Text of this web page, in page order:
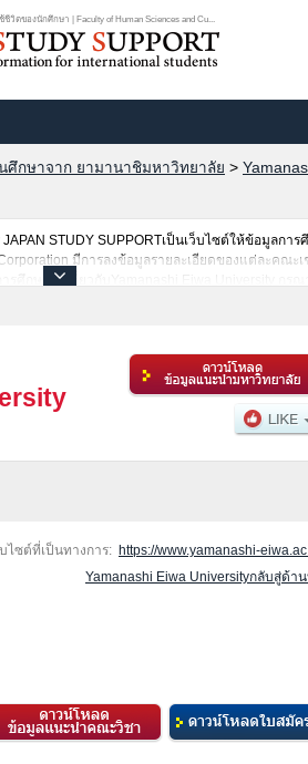
วิตของนักศึกษา | Faculty of Human Sciences and Cu...
ศึกษาจาก ยามานาชิมหาวิทยาลัย >
STUDY SUPPORTเป็นเว็บไซต์ให้ข้อมูลก
มีการลงข้อมูลรายละเอียดของแต่ละคณะ
รศึกษาต่อเกี่ยวกับYamanashi Eiwa University ก
บไซต์ที่เป็นทางการ: https://www.yamanashi-
Yamanashi Eiwa Universityกลับสู่ด้า